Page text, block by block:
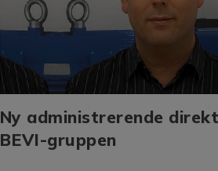
Ny administrerende
BEVI-gruppen